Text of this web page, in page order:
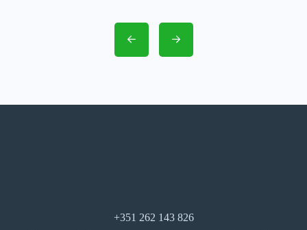
+351 262 143 826